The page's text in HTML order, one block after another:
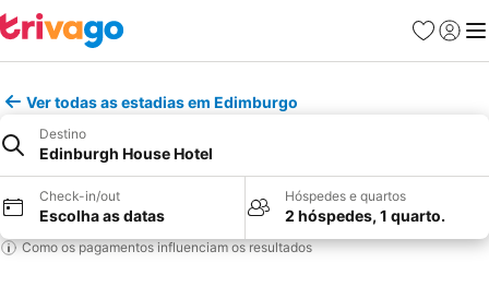
Favoritos
Iniciar
Ver todas as estadias em Edimburgo
Destino
Edinburgh House Hotel
Check-in/out
Escolha as datas
Hóspedes e quartos
2 hóspedes, 1 quarto.
Como os pagamentos influenciam os resultados